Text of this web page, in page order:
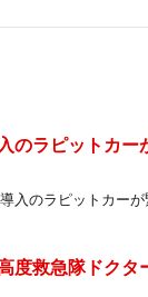
のラピットカー
入のラピットカー
度救急隊ドクタ